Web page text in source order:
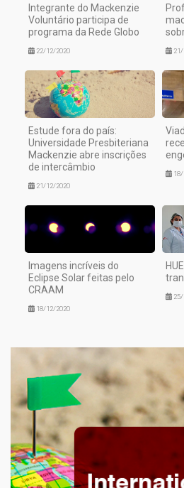
Integrante do Mackenzie
Voluntário participa de
programa da Rede Globo
22/12/2020
Estude fora do país:
Universidade Presbiteriana
Mackenzie abre inscrições
de intercâmbio
21/12/2020
Imagens incríveis do
Eclipse Solar feitas pelo
CRAAM
18/12/2020